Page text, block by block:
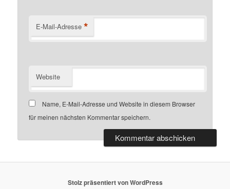
E-Mail-Adresse *
Website
Name, E-Mail-Adresse und Website in diesem Browser
für meinen nächsten Kommentar speichern.
Stolz präsentiert von WordPress